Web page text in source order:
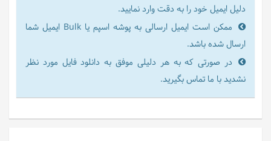
دلیل ایمیل خود را به دقت وارد نمایید.
ممکن است ایمیل ارسالی به پوشه اسپم یا Bulk ایمیل شما
ارسال شده باشد.
در صورتی که به هر دلیلی موفق به دانلود فایل مورد نظر
نشدید با ما تماس بگیرید.